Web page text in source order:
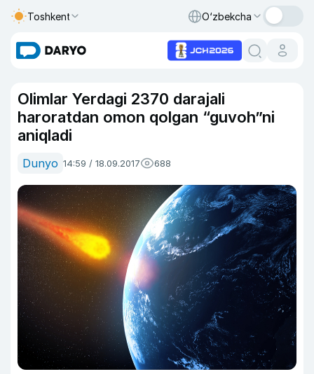
Toshkent O‘zbekcha
Olimlar Yerdagi 2370 darajali
haroratdan omon qolgan “guvoh”ni
aniqladi
Dunyo 14:59 / 18.09.2017 688